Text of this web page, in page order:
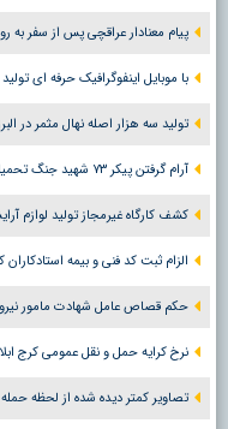
پیام معنادار عراقچی پس از سفر
با موبایل اینفوگرافیک حرفه ای
تولید سه هزار اصله نهال مثمر در
آرام گرفتن پیکر ۷۳ شهید جنگ تحمیلی در جوار امامزادگان استان البرز
کشف کارگاه غیرمجاز تولید لوازم
الزام ثبت کد فنی و بیمه
حکم قصاص عامل شهادت مامور
نرخ کرایه حمل و نقل عمومی کرج
تصاویر کمتر دیده شده از لحظه حمله به